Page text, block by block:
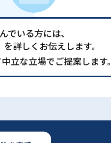
でいる方には、
詳しくお伝えします。
立な立場でご提案します。